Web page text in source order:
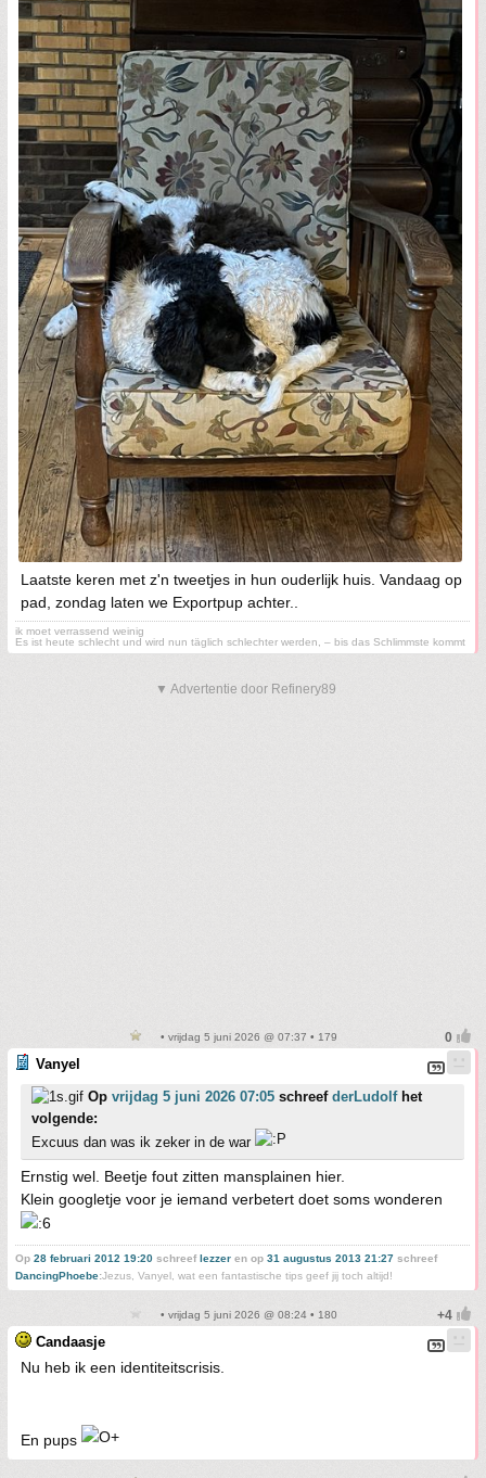
Laatste keren met z'n tweetjes in hun ouderlijk huis. Vandaag op
pad, zondag laten we Exportpup achter..
ik moet verrassend weinig
Es ist heute schlecht und wird nun täglich schlechter werden, – bis das Schlimmste kommt
▼ Advertentie door Refinery89
• vrijdag 5 juni 2026 @ 07:37 • 179
Vanyel
Op vrijdag 5 juni 2026 07:05 schreef derLudolfhet
volgende:
Excuus dan was ik zeker in de war
Ernstig wel. Beetje fout zitten mansplainen hier.
Klein googletje voor je iemand verbetert doet soms wonderen
Op 28 februari 2012 19:20 schreeflezzer en op 31 augustus 2013 21:27 schreef
DancingPhoebe:Jezus, Vanyel, wat een fantastische tips geef jij toch altijd!
• vrijdag 5 juni 2026 @ 08:24 • 180
Candaasje
Nu heb ik een identiteitscrisis.
En pups